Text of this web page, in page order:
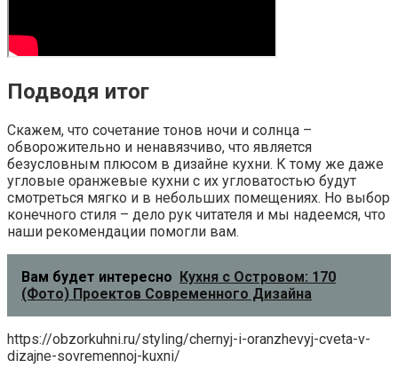
Подводя итог
Скажем, что сочетание тонов ночи и солнца –
обворожительно и ненавязчиво, что является
безусловным плюсом в дизайне кухни. К тому же даже
угловые оранжевые кухни с их угловатостью будут
смотреться мягко и в небольших помещениях. Но выбор
конечного стиля – дело рук читателя и мы надеемся, что
наши рекомендации помогли вам.
Вам будет интересно Кухня с Островом: 170
(Фото) Проектов Современного Дизайна
https://obzorkuhni.ru/styling/chernyj-i-oranzhevyj-cveta-v-
dizajne-sovremennoj-kuxni/